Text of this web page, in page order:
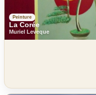
Peinture
La Corée
Muriel Leveque